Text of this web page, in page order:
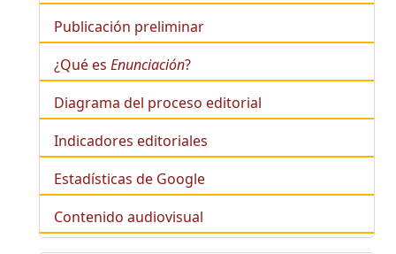
Publicación preliminar
¿Qué es Enunciación?
Diagrama del proceso editorial
Indicadores editoriales
Estadísticas de Google
Contenido audiovisual